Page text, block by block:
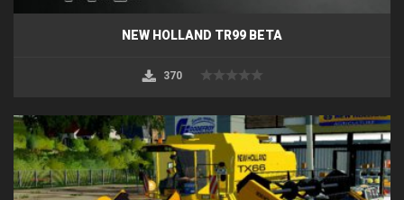
NEW HOLLAND TR99 BETA
370